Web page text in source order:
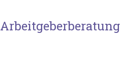
Arbeitgeberberatung